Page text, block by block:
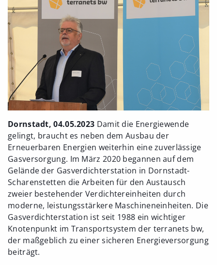
Dornstadt, 04.05.2023 Damit die Energiewende
gelingt, braucht es neben dem Ausbau der
Erneuerbaren Energien weiterhin eine zuverlässige
Gasversorgung. Im März 2020 begannen auf dem
Gelände der Gasverdichterstation in Dornstadt-
Scharenstetten die Arbeiten für den Austausch
zweier bestehender Verdichtereinheiten durch
moderne, leistungsstärkere Maschineneinheiten. Die
Gasverdichterstation ist seit 1988 ein wichtiger
Knotenpunkt im Transportsystem der terranets bw,
der maßgeblich zu einer sicheren Energieversorgung
beiträgt.